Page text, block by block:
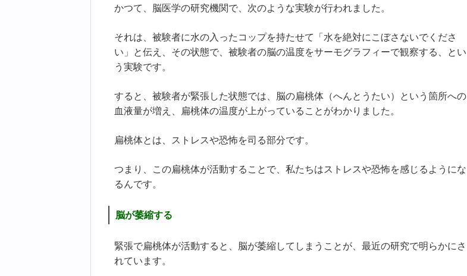
かつて、脳医学の研究機関で、次のような実験が行われました。
それは、被験者に水の入ったコップを持たせて「水を絶対にこぼさないでくださ
い」と伝え、その状態で、被験者の脳の温度をサーモグラフィーで観察する、とい
う実験です。
すると、被験者が緊張した状態では、脳の扁桃体（へんとうたい）という箇所への
血液量が増え、扁桃体の温度が上がっていることがわかりました。
扁桃体とは、ストレスや恐怖を司る部分です。
つまり、この扁桃体が活動することで、私たちはストレスや恐怖を感じるようにな
るんです。
脳が萎縮する
緊張で扁桃体が活動すると、脳が萎縮してしまうことが、最近の研究で明らかにさ
れています。